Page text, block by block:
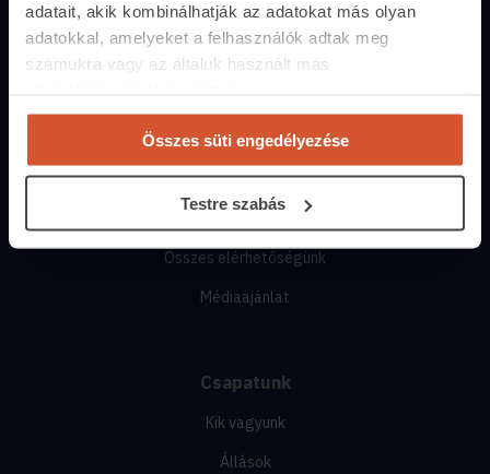
adatait, akik kombinálhatják az adatokat más olyan
adatokkal, amelyeket a felhasználók adtak meg
számukra vagy az általuk használt más
Összes süti engedélyezése
Testre szabás
Fizetési lehetőségek
Lehetőségek közvetítőknek
+36 1 237 2065
segitunk.ingatlan.com
Munkanapokon 10:00-17:00-ig
Összes elérhetőségünk
Médiaajánlat
Csapatunk
Kik vagyunk
Állások